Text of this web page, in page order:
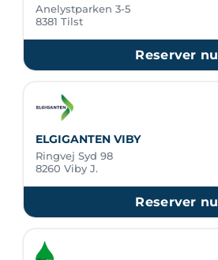
Anelystparken 3-5
8381 Tilst
Reserver nu
ELGIGANTEN VIBY
Ringvej Syd 98
8260 Viby J.
Reserver nu